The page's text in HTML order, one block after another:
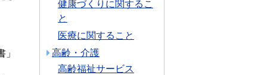
健康づくりに関するこ
と
医療に関すること
高齢・介護
高齢福祉サービス